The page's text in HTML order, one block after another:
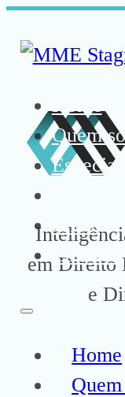
Quem
Mídia
Contato
Home
em Direito
e